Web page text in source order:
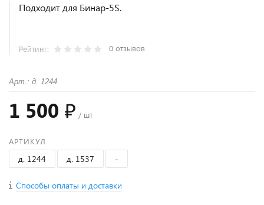
Подходит для Бинар-5S.
Рейтинг: 0 отзывов
Арт.: д. 1244
1 500 ₽ / шт
АРТИКУЛ
д. 1244 д. 1537 -
Способы оплаты и доставки